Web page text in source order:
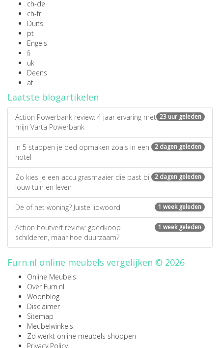
ch-de
ch-fr
Duits
pt
Engels
fi
uk
Deens
at
Laatste blogartikelen
23 uur geleden
Action Powerbank review: 4 jaar ervaring met
mijn Varta Powerbank
2 dagen geleden
In 5 stappen je bed opmaken zoals in een
hotel
2 dagen geleden
Zo kies je een accu grasmaaier die past bij
jouw tuin en leven
1 week geleden
De of het woning? Juiste lidwoord
1 week geleden
Action houtverf review: goedkoop
schilderen, maar hoe duurzaam?
Furn.nl online meubels vergelijken © 2026
Online Meubels
Over Furn.nl
Woonblog
Disclaimer
Sitemap
Meubelwinkels
Zo werkt online meubels shoppen
Privacy Policy